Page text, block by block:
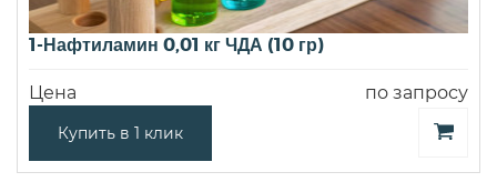
1-Нафтиламин 0,01 кг ЧДА (10 гр)
Цена по запросу
Купить в 1 клик